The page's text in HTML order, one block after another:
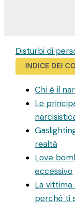
Disturbi di
INDICE DEI
Chi è il
Le
realtà
Love
eccessivo
La vittima
perché ti